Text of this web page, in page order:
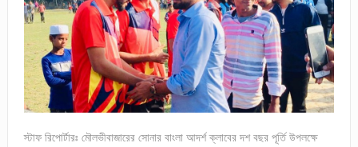
স্টাফ রিপোর্টারঃ মৌলভীবাজারের সোনার বাংলা আদর্শ ক্লাবের দশ বছর পূর্তি উপলক্ষে